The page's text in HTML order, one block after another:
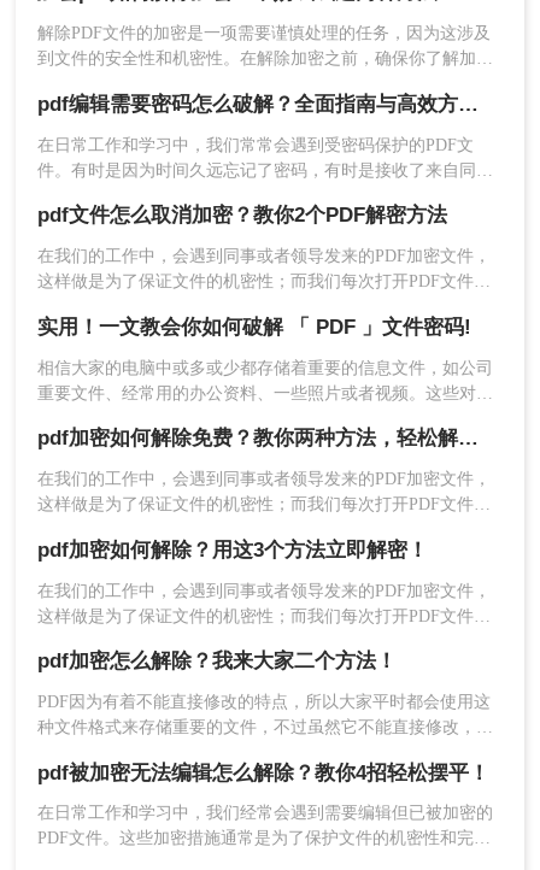
点击链接：
点击"选择文件"按钮
从电脑选择需要解密的PDF文件（最大支
持50MB ）
提示：文件上传后，系统会自动检测加密
类型
打开密码：输入PDF打开密码
权限密码：输入权限密码（如"禁止编
注意：若忘记密码，无法通过工具恢复，
需联系文件提供方
风险的解决方案，助你轻松解决这一痛点。内容基于Adobe官
方文档，拒绝第三方风险工具，让你的PDF转换效率提升
解除PDF文件的加密是一项需要谨慎处理的任务，因为这涉及
到文件的安全性和机密性。在解除加密之前，确保你了解加密
作。那么加密pdf如何解除加密呢？以下是一些常见的解除PDF
文件加密的方法。
pdf编辑需要密码怎么破解？全面指南与高效方法详解！
在日常工作和学习中，我们常常会遇到受密码保护的PDF文
件。有时是因为时间久远忘记了密码，有时是接收了来自同事
PDF密码的需求确实存在。那么pdf编辑需要密码怎么破解呢？
pdf文件怎么取消加密？教你2个PDF解密方法
在我们的工作中，会遇到同事或者领导发来的PDF加密文件，
这样做是为了保证文件的机密性；而我们每次打开PDF文件都
就会很麻烦。这时我们就需要对其进行解密，以方便后续的操
作，那有什么办法能进行PDF解密呢？当然有，今天小编就为
大家推荐2个方法，大家一起看看pdf文件怎么取消加密吧！
实用！一文教会你如何破解 「 PDF 」文件密码!
相信大家的电脑中或多或少都存储着重要的信息文件，如公司
重要文件、经常用的办公资料、一些照片或者视频。这些对于
密，加密后就不怕别人访问和信息外泄了。
pdf加密如何解除免费？教你两种方法，轻松解锁pdf文件！
在我们的工作中，会遇到同事或者领导发来的PDF加密文件，
这样做是为了保证文件的机密性；而我们每次打开PDF文件都
就会很麻烦。
pdf加密如何解除？用这3个方法立即解密！
在我们的工作中，会遇到同事或者领导发来的PDF加密文件，
这样做是为了保证文件的机密性；而我们每次打开PDF文件都
就会很麻烦。这时我们就需要对其进行解密，以方便后续的操
作，那有什么办法能进行PDF解密呢？当然有，今天小编就为
大家推荐2个方法，大家一起看看pdf加密如何解除吧！
pdf加密怎么解除？我来大家二个方法！
PDF因为有着不能直接修改的特点，所以大家平时都会使用这
种文件格式来存储重要的文件，不过虽然它不能直接修改，但
己的PDF文件应该怎么办呢？其实很简单，只要对文件进行加
密就行了，那大家知道pdf加密怎么解除吗？如果不知道就接着
看下去吧，我来教大家二个方法。
pdf被加密无法编辑怎么解除？教你4招轻松摆平！
在日常工作和学习中，我们经常会遇到需要编辑但已被加密的
PDF文件。这些加密措施通常是为了保护文件的机密性和完整